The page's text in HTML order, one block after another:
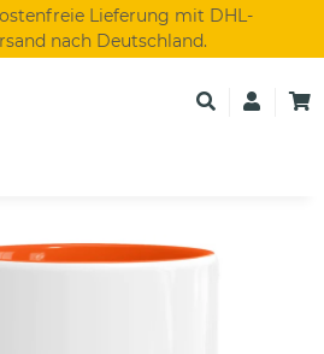
Lieferung mit DHL-
nach Deutschland.